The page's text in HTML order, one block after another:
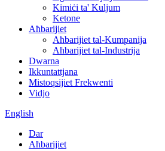
Kimiċi ta' Kuljum
Ketone
Aħbarijiet
Aħbarijiet tal-Kumpanija
Aħbarijiet tal-Industrija
Dwarna
Ikkuntattjana
Mistoqsijiet Frekwenti
Vidjo
English
Dar
Aħbarijiet